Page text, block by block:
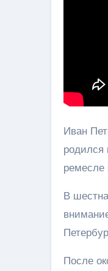
Иван
родился
ремесле
В
После